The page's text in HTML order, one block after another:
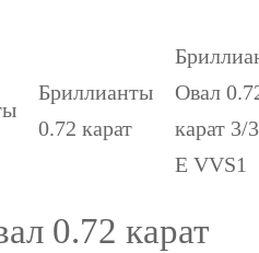
Бриллианты
0.72 карат
Овал
карат 3/3
E VVS1
0.72 карат